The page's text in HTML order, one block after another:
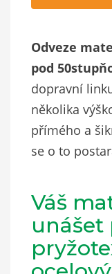
Odveze
pod
dopravní
několika
přímého a
se o to
Váš
unášet